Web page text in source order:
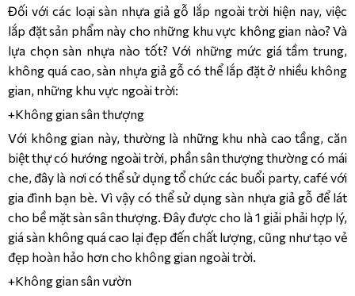
Đối với các loại sàn nhựa giả gỗ lắp ngoài trời hiện nay, việc
lắp đặt sản phẩm này cho những khu vực không gian nào? Và
lựa chọn sàn nhựa nào tốt? Với những mức giá tầm trung,
không quá cao, sàn nhựa giả gỗ có thể lắp đặt ở nhiều không
gian, những khu vực ngoài trời:
+Không gian sân thượng
Với không gian này, thường là những khu nhà cao tầng, căn
biệt thự có hướng ngoài trời, phần sân thượng thường có mái
che, đây là nơi có thể sử dụng tổ chức các buổi party, café với
gia đình bạn bè. Vì vậy có thể sử dụng sàn nhựa giả gỗ để lát
cho bề mặt sàn sân thượng. Đây được cho là 1 giải phải hợp lý,
giá sàn không quá cao lại đẹp đến chất lượng, cũng như tạo vẻ
đẹp hoàn hảo hơn cho không gian ngoài trời.
+Không gian sân vườn